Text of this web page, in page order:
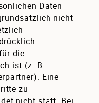
Daten
nicht
die
ist (z. B.
Eine
zu
nicht statt. Bei